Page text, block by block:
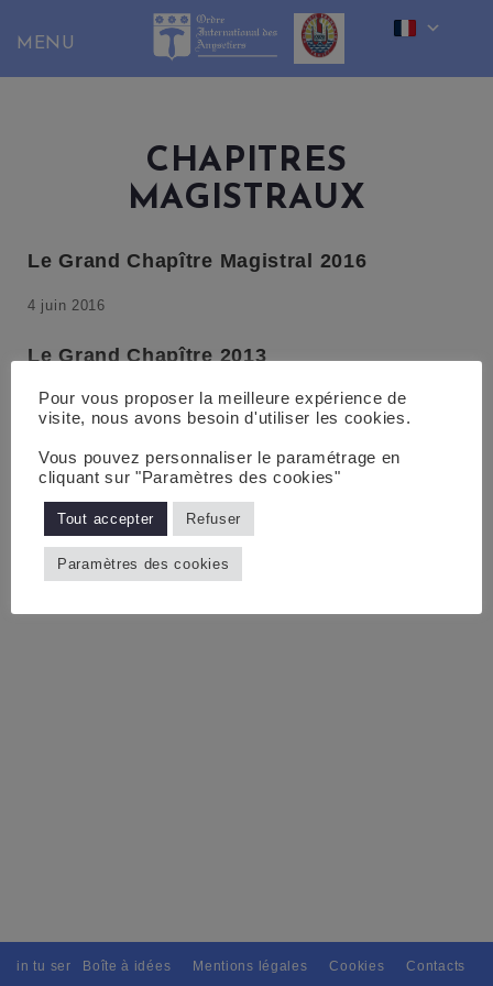
content
CHAPITRES
MAGISTRAUX
Le Grand Chapître Magistral 2016
4 juin 2016
Le Grand Chapître 2013
11 avril 2013
CREATION DE LA COMMANDERIE des
ISLES de POLYNESIE FRAN9AISE
3 septembre 2010
tu seras, Pour tous avec discernement. // L'amitié tu
Boîte à idées Mentions légales Cookies Contacts
Pour vous proposer la meilleure expérience de
visite, nous avons besoin d'utiliser les cookies.
Vous pouvez personnaliser le paramétrage en
cliquant sur "Paramètres des cookies"
Tout accepter Refuser
Paramètres des cookies